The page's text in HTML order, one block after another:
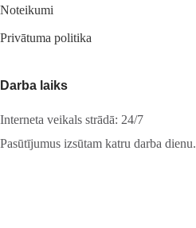
Noteikumi
Privātuma politika
Darba laiks
Interneta veikals strādā: 24/7
Pasūtījumus izsūtam katru darba dienu.